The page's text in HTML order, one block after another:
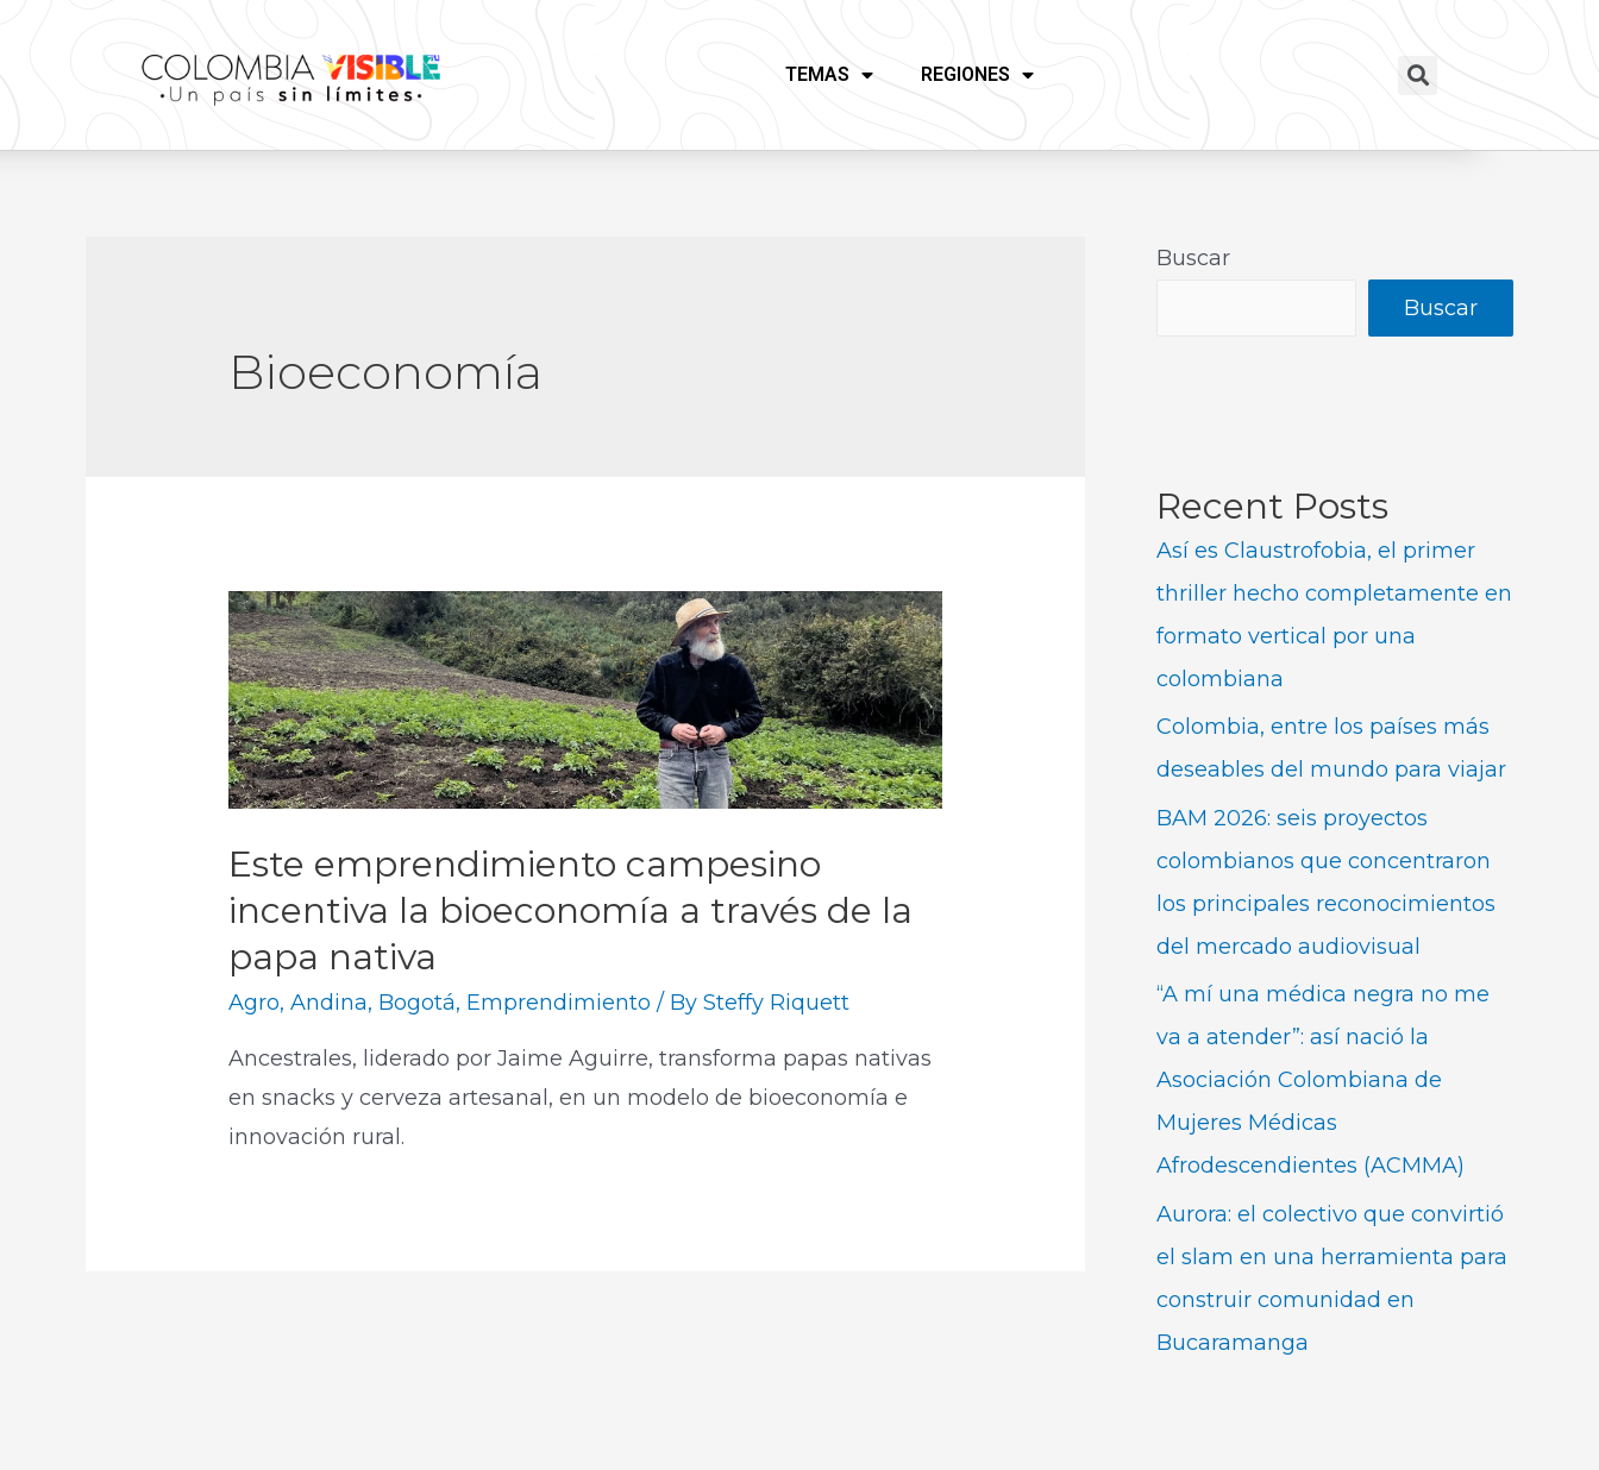
TEMAS REGIONES
Bioeconomía
Este emprendimiento campesino
incentiva la bioeconomía a través de la
papa nativa
Agro,Andina, Bogotá, Emprendimiento / BySteffy Riquett
Ancestrales, liderado por Jaime Aguirre, transforma papas nativas
en snacks y cerveza artesanal, en un modelo de bioeconomía e
innovación rural.​
Buscar
Buscar
Recent Posts
Así es Claustrofobia, el primer
thriller hecho completamente en
formato vertical por una
colombiana
Colombia, entre los países más
deseables del mundo para viajar
BAM 2026: seis proyectos
colombianos que concentraron
los principales reconocimientos
del mercado audiovisual
“A mí una médica negra no me
va a atender”: así nació la
Asociación Colombiana de
Mujeres Médicas
Afrodescendientes (ACMMA)
Aurora: el colectivo que convirtió
el slam en una herramienta para
construir comunidad en
Bucaramanga